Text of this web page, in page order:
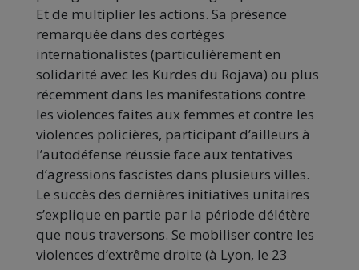
Et de multiplier les actions. Sa présence
remarquée dans des cortèges
internationalistes (particulièrement en
solidarité avec les Kurdes du Rojava) ou plus
récemment dans les manifestations contre
les violences faites aux femmes et contre les
violences policières, participant d’ailleurs à
l’autodéfense réussie face aux tentatives
d’agressions fascistes dans plusieurs villes.
Le succès des dernières initiatives unitaires
s’explique en partie par la période délétère
que nous traversons. Se mobiliser contre les
violences d’extrême droite (à Lyon, le 23